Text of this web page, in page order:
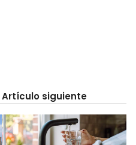
Artículo siguiente